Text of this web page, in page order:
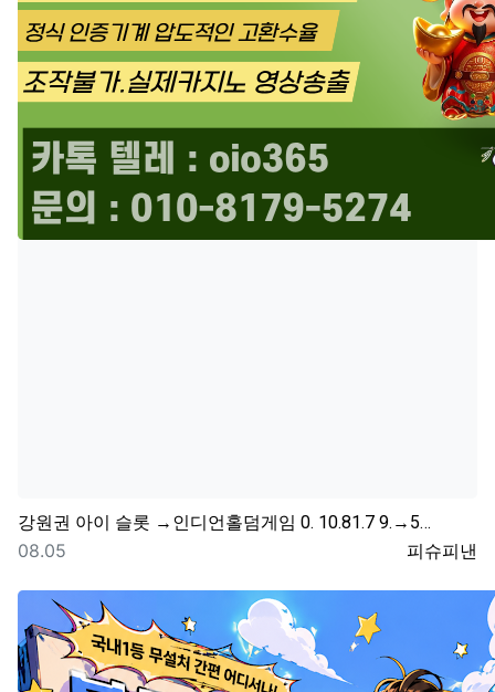
강원권 아이 슬롯 →인디언홀덤게임 0. 10.81.7 9.→5…
등록자
피슈피낸
등록일
08.05